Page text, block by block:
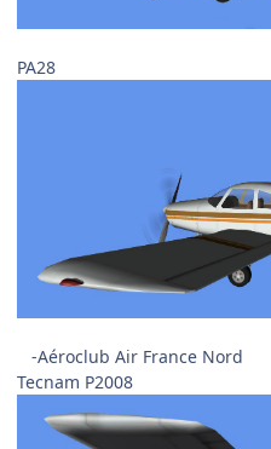
PA28
-Aéroclub Air France Nord
Tecnam P2008